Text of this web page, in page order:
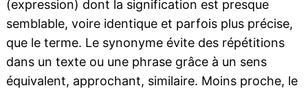
(expression) dont la signification est presque
semblable, voire identique et parfois plus précise,
que le terme. Le synonyme évite des répétitions
dans un texte ou une phrase grâce à un sens
équivalent, approchant, similaire. Moins proche, le